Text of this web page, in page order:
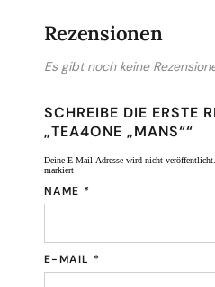
Rezensionen
Es gibt noch keine
SCHREIBE DIE ERSTE
„TEA4ONE „MANS““
Deine E-Mail-Adresse wird nicht veröffentlicht.
markiert
NAME *
E-MAIL *